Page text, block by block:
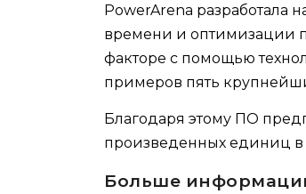
PowerArena разработала
времени и оптимизации
факторе с помощью
примеров пять
Благодаря этому ПО
произведенных единиц в
Больше